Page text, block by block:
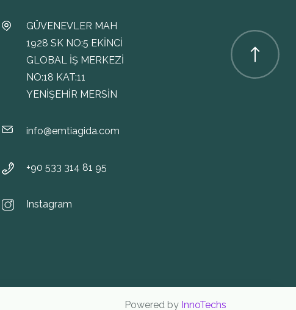
GÜVENEVLER MAH
1928 SK NO:5 EKİNCİ
GLOBAL İŞ MERKEZİ
NO:18 KAT:11
YENİŞEHİR MERSİN
info@emtiagida.com
+90 533 314 81 95
Instagram
Powered by InnoTechs